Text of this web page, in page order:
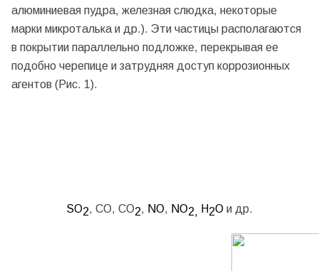
алюминиевая пудра, железная слюдка, некоторые
марки микроталька и др.). Эти частицы располагаются
в покрытии параллельно подложке, перекрывая ее
подобно черепице и затрудняя доступ коррозионных
агентов (Рис. 1).
SO2, СО, СО2, NO, NO2, H2O и др.